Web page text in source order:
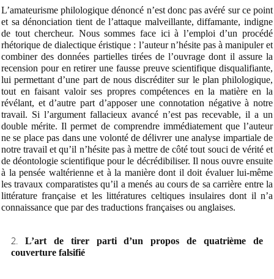
L’amateurisme philologique dénoncé n’est donc pas avéré sur ce point
et sa dénonciation tient de l’attaque malveillante, diffamante, indigne
de tout chercheur. Nous sommes face ici à l’emploi d’un procédé
rhétorique de dialectique éristique : l’auteur n’hésite pas à manipuler et
combiner des données partielles tirées de l’ouvrage dont il assure la
recension pour en retirer une fausse preuve scientifique disqualifiante,
lui permettant d’une part de nous discréditer sur le plan philologique,
tout en faisant valoir ses propres compétences en la matière en la
révélant, et d’autre part d’apposer une connotation négative à notre
travail. Si l’argument fallacieux avancé n’est pas recevable, il a un
double mérite. Il permet de comprendre immédiatement que l’auteur
ne se place pas dans une volonté de délivrer une analyse impartiale de
notre travail et qu’il n’hésite pas à mettre de côté tout souci de vérité et
de déontologie scientifique pour le décrédibiliser. Il nous ouvre ensuite
à la pensée waltérienne et à la manière dont il doit évaluer lui-même
les travaux comparatistes qu’il a menés au cours de sa carrière entre la
littérature française et les littératures celtiques insulaires dont il n’a
connaissance que par des traductions françaises ou anglaises.
L’art de tirer parti d’un propos de quatrième de
couverture falsifié